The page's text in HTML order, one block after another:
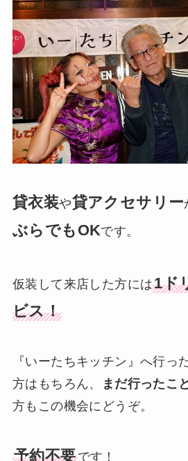
貸衣装や貸アクセサリー
ぶらでもOKです。
仮装して来店した方には1ド
ビス！
『いーたちキッチン』へ行っ
方はもちろん、
まだ行ったこ
方もこの機会にどうぞ。
予約不要です！